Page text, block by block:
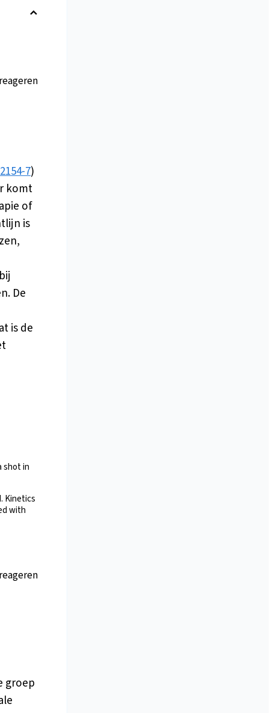
7)
komt
of
is
De
is de
shot in
Kinetics
with
groep